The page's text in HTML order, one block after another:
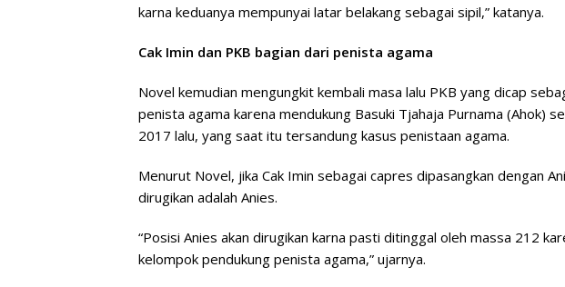
karna keduanya mempunyai latar belakang sebagai sipil,” katanya.
Cak Imin dan PKB bagian dari penista agama
Novel kemudian mengungkit kembali masa lalu PKB yang dicap
penista agama karena mendukung Basuki Tjahaja Purnama (Ahok)
2017 lalu, yang saat itu tersandung kasus penistaan agama.
Menurut Novel, jika Cak Imin sebagai capres dipasangkan dengan
dirugikan adalah Anies.
“Posisi Anies akan dirugikan karna pasti ditinggal oleh massa 212
kelompok pendukung penista agama,” ujarnya.